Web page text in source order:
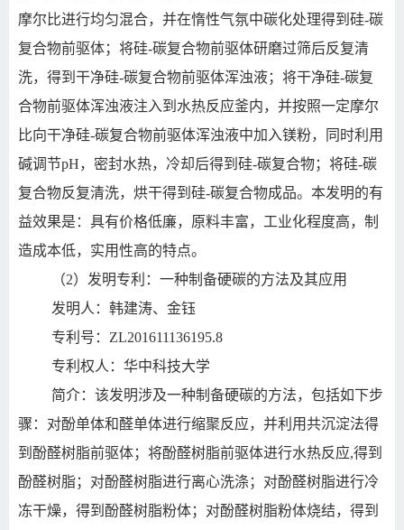
摩尔比进行均匀混合，并在惰性气氛中碳化处理得到硅-碳
复合物前驱体；将硅-碳复合物前驱体研磨过筛后反复清
洗，得到干净硅-碳复合物前驱体浑浊液；将干净硅-碳复
合物前驱体浑浊液注入到水热反应釜内，并按照一定摩尔
比向干净硅-碳复合物前驱体浑浊液中加入镁粉，同时利用
碱调节pH，密封水热，冷却后得到硅-碳复合物；将硅-碳
复合物反复清洗，烘干得到硅-碳复合物成品。本发明的有
益效果是：具有价格低廉，原料丰富，工业化程度高，制
造成本低，实用性高的特点。
（2）发明专利：一种制备硬碳的方法及其应用
发明人：韩建涛、金钰
专利号：ZL201611136195.8
专利权人：华中科技大学
简介：该发明涉及一种制备硬碳的方法，包括如下步
骤：对酚单体和醛单体进行缩聚反应，并利用共沉淀法得
到酚醛树脂前驱体；将酚醛树脂前驱体进行水热反应,得到
酚醛树脂；对酚醛树脂进行离心洗涤；对酚醛树脂进行冷
冻干燥，得到酚醛树脂粉体；对酚醛树脂粉体烧结，得到